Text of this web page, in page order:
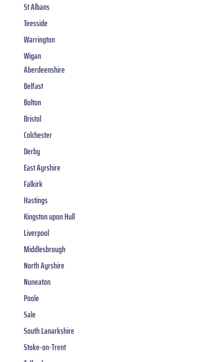
St Albans
Teesside
Warrington
Wigan
Aberdeenshire
Belfast
Bolton
Bristol
Colchester
Derby
East Ayrshire
Falkirk
Hastings
Kingston upon Hull
Liverpool
Middlesbrough
North Ayrshire
Nuneaton
Poole
Sale
South Lanarkshire
Stoke-on-Trent